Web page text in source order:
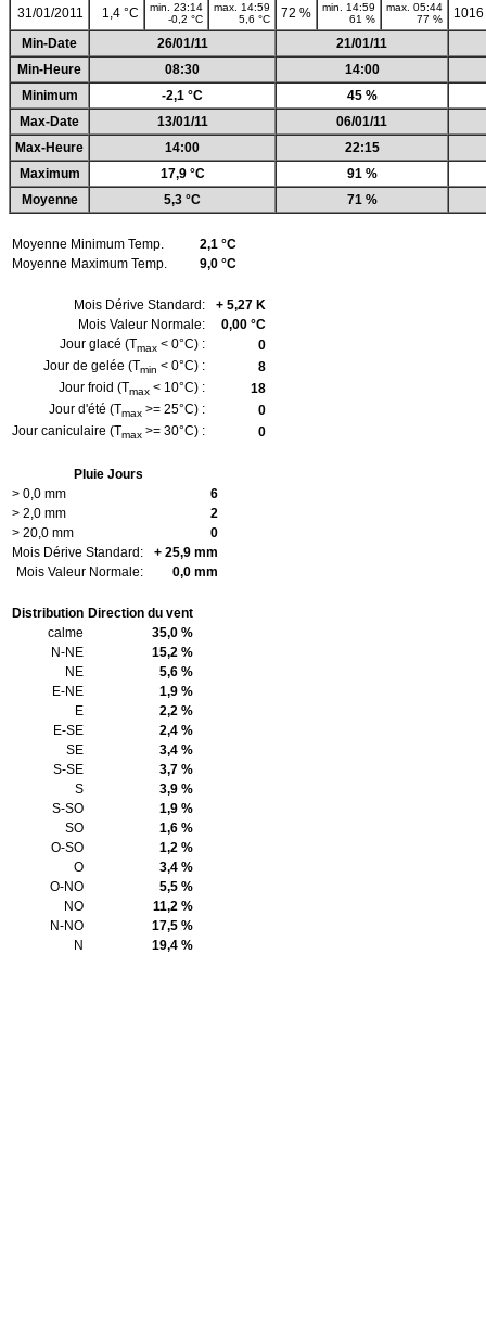
31/01/2011 1,4 °C
min. 23:14
-0,2 °C
max. 14:59
5,6 °C
72 %
min. 14:59
61 %
max. 05:44
77 %
Min-Date
26/01/11
21/01/11
Min-Heure
08:30
14:00
Minimum
-2,1 °C
45 %
Max-Date
13/01/11
06/01/11
Max-Heure
14:00
22:15
Maximum
17,9 °C
91 %
Moyenne
5,3 °C 71 %
Moyenne Minimum Temp.
2,1 °C
Moyenne Maximum Temp.
9,0 °C
Mois Dérive Standard:
+ 5,27 K
Mois Valeur Normale:
0,00 °C
Jour glacé (Tmax < 0°C) :
0
Jour de gelée (Tmin < 0°C) :
8
Jour froid (Tmax < 10°C) :
18
Jour d'été (Tmax >= 25°C) :
0
Jour caniculaire (Tmax >= 30°C) : 0
Pluie Jours
> 0,0 mm
6
> 2,0 mm
2
> 20,0 mm
0
Mois Dérive Standard:
+ 25,9 mm
Mois Valeur Normale:
0,0 mm
Distribution Direction du vent
calme
35,0 %
N-NE
15,2 %
NE
5,6 %
E-NE
1,9 %
E
2,2 %
E-SE
2,4 %
SE
3,4 %
S-SE
3,7 %
S
3,9 %
S-SO
1,9 %
SO
1,6 %
O-SO
1,2 %
O
3,4 %
O-NO
5,5 %
NO
11,2 %
N-NO
17,5 %
N
19,4 %